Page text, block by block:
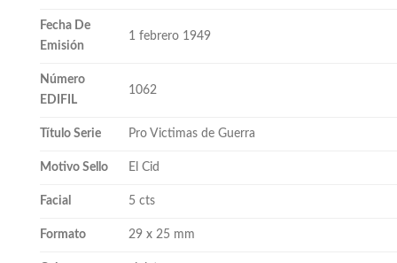
Fecha De
Emisión
1 febrero 1949
Número
EDIFIL
1062
Título Serie Pro Victimas de Guerra
Motivo Sello El Cid
Facial 5 cts
Formato 29 x 25 mm